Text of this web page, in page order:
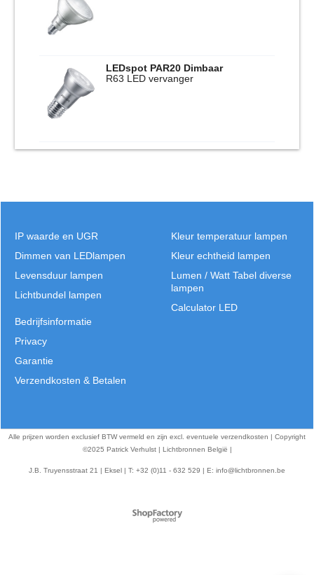
LEDspot PAR20 Dimbaar
R63 LED vervanger
Kleur temperatuur lampen
Kleur echtheid lampen
Lumen / Watt Tabel diverse
lampen
Calculator LED
IP waarde en UGR
Dimmen van LEDlampen
Levensduur lampen
Lichtbundel lampen
Bedrijfsinformatie
Privacy
Garantie
Verzendkosten & Betalen
Alle prijzen worden exclusief BTW vermeld en zijn excl. eventuele verzendkosten | Copyright
©2025 Patrick Verhulst | Lichtbronnen België |
J.B. Truyensstraat 21 | Eksel | T: +32 (0)11 - 632 529 | E: info@lichtbronnen.be
Webwinkel gemaakt met
ShopFactory webwinkel